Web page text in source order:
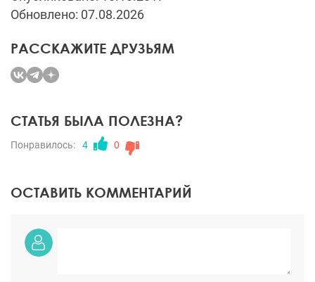
Обновлено: 07.08.2026
РАССКАЖИТЕ ДРУЗЬЯМ
СТАТЬЯ БЫЛА ПОЛЕЗНА?
Понравилось: 4 0
ОСТАВИТЬ КОММЕНТАРИЙ